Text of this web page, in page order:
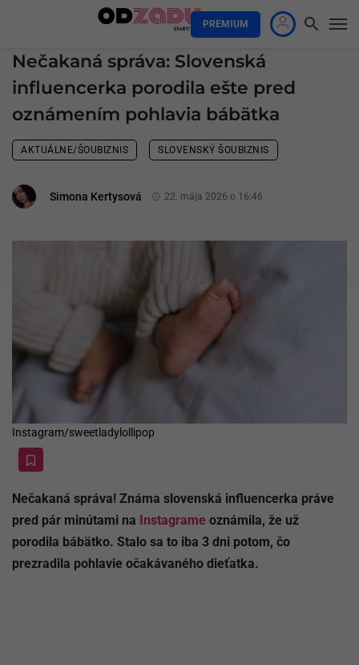
PREMIUM
Nečakaná správa: Slovenská
influencerka porodila ešte pred
oznámením pohlavia bábätka
AKTUÁLNE/ŠOUBIZNIS SLOVENSKÝ ŠOUBIZNIS
Simona Kertysová 22. mája 2026 o 16:46
Instagram/sweetladylollipop
Nečakaná správa! Známa slovenská influencerka práve
pred pár minútami na Instagrame oznámila, že už
porodila bábätko. Stalo sa to iba 3 dni potom, čo
prezradila pohlavie očakávaného dieťatka.